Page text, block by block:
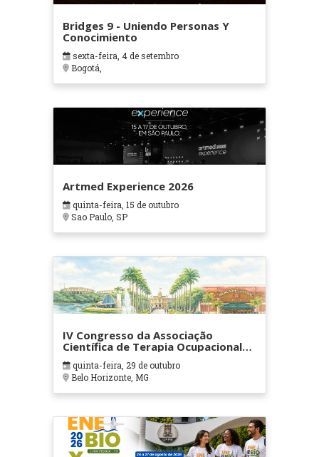
Bridges 9 - Uniendo Personas Y
Conocimiento
sexta-feira, 4 de setembro
Bogotá,
Artmed Experience 2026
quinta-feira, 15 de outubro
Sao Paulo, SP
IV Congresso da Associação
Científica de Terapia Ocupacional
em Contextos Hospitalares e
Cuidados Paliativos - ATOHOSP
quinta-feira, 29 de outubro
Belo Horizonte, MG